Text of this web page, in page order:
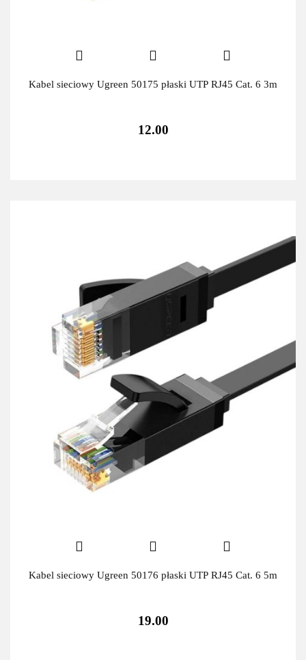
Kabel sieciowy Ugreen 50175 płaski UTP RJ45 Cat. 6 3m
12.00
Kabel sieciowy Ugreen 50176 płaski UTP RJ45 Cat. 6 5m
19.00